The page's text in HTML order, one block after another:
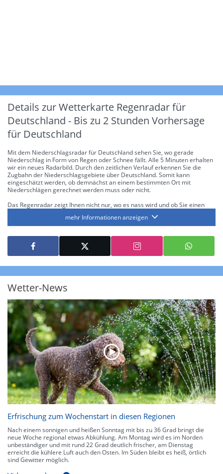
Details zur Wetterkarte Regenradar für
Deutschland - Bis zu 2 Stunden Vorhersage
für Deutschland
Mit dem Niederschlagsradar für Deutschland sehen Sie, wo gerade
Niederschlag in Form von Regen oder Schnee fällt. Alle 5 Minuten erhalten
wir ein neues Radarbild. Durch den zeitlichen Verlauf erkennen Sie die
Zugbahn der Niederschlagsgebiete über Deutschland. Somit kann
eingeschätzt werden, ob demnächst an einem bestimmten Ort mit
Niederschlägen gerechnet werden muss oder nicht.
Das Regenradar zeigt Ihnen nicht nur, wo es nass wird und ob Sie einen
die Niederschlagsintensität. Diese bezieht sich laut offiziellen Richtlinien
jeweils auf die Niederschlagsmenge in l/m² pro Stunde Regen- bzw.
Schneefall. Die 6 Stufen sind wie folgt gegliedert: Die hellen Blautöne
symbolisieren leichte bis mäßige Regen- bzw. Schneefälle mit einer
Intensität bis 8.1 l/m² pro Stunde. Dunkelblau repräsentiert mäßige bis
starke Niederschläge bis 35 l/m² pro Stunde. Hier können bereits Gewitter
auftreten. Extreme bzw. unwetterartige Niederschlagsereignisse mit
über 150 l/m² pro Stunde an. Solche
Neben der Niederschlagsintensität kann auch die Zuggeschwindigkeit der
Niederschlagsgebiete und damit die Niederschlagsdauer abgeschätzt
werden. Neben der 5-minütigen Radaraufzeichnung gibt es eine
Niederschlagsprognosefür die nächsten 2 Stunden. So sehen Sie genau,
wann und wo in Deutschland mit Regen oder Schneefall zu rechnen ist bzw.
kennen zu jeder Zeit den genauen Verlauf einer Niederschlagsfront.
mehr Informationen anzeigen
Wetter-News
Erfrischung zum Wochenstart in diesen Regionen
Nach einem sonnigen und heißen Sonntag mit bis zu 36 Grad bringt die
neue Woche regional etwas Abkühlung. Am Montag wird es im Norden
unbeständiger und mit rund 22 Grad deutlich frischer, am Dienstag
erreicht die kühlere Luft auch den Osten. Im Süden bleibt es heiß, örtlich
sind Gewitter möglich.